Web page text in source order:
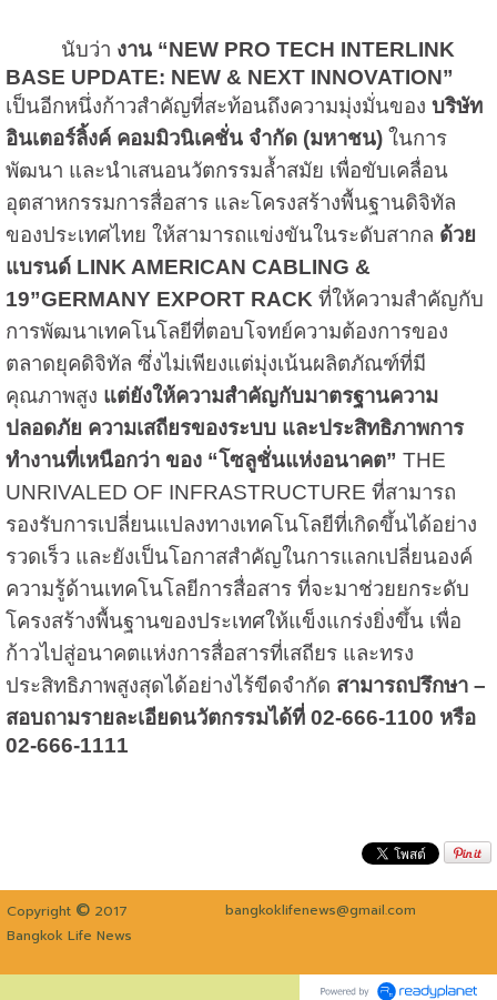
นับว่า งาน “NEW PRO TECH INTERLINK
BASE UPDATE: NEW & NEXT INNOVATION”
เป็นอีกหนึ่งก้าวสำคัญที่สะท้อนถึงความมุ่งมั่นของ บริษัท
อินเตอร์ลิ้งค์ คอมมิวนิเคชั่น จำกัด (มหาชน)ในการ
พัฒนา และนำเสนอนวัตกรรมล้ำสมัย เพื่อขับเคลื่อน
อุตสาหกรรมการสื่อสาร และโครงสร้างพื้นฐานดิจิทัล
ของประเทศไทย ให้สามารถแข่งขันในระดับสากล ด้วย
แบรนด์ LINK AMERICAN CABLING &
19”GERMANY EXPORT RACK ที่ให้ความสำคัญกับ
การพัฒนาเทคโนโลยีที่ตอบโจทย์ความต้องการของ
ตลาดยุคดิจิทัล ซึ่งไม่เพียงแต่มุ่งเน้นผลิตภัณฑ์ที่มี
คุณภาพสูง แต่ยังให้ความสำคัญกับมาตรฐานความ
ปลอดภัย ความเสถียรของระบบ และประสิทธิภาพการ
ทำงานที่เหนือกว่า ของ “โซลูชั่นแห่งอนาคต” THE
UNRIVALED OF INFRASTRUCTURE ที่สามารถ
รองรับการเปลี่ยนแปลงทางเทคโนโลยีที่เกิดขึ้นได้อย่าง
รวดเร็ว และยังเป็นโอกาสสำคัญในการแลกเปลี่ยนองค์
ความรู้ด้านเทคโนโลยีการสื่อสาร ที่จะมาช่วยยกระดับ
โครงสร้างพื้นฐานของประเทศให้แข็งแกร่งยิ่งขึ้น เพื่อ
ก้าวไปสู่อนาคตแห่งการสื่อสารที่เสถียร และทรง
ประสิทธิภาพสูงสุดได้อย่างไร้ขีดจำกัด สามารถปรึกษา –
สอบถามรายละเอียดนวัตกรรมได้ที่ 02-666-1100 หรือ
02-666-1111
Copyright © 2017
bangkoklifenews@gmail.com
Bangkok Life News